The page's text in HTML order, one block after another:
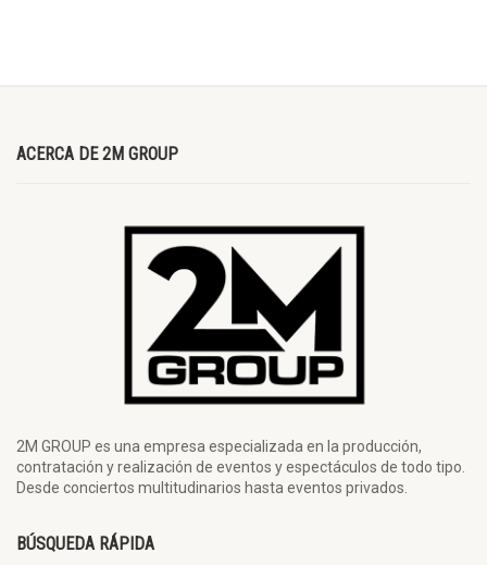
ACERCA DE 2M GROUP
2M GROUP es una empresa especializada en la producción,
contratación y realización de eventos y espectáculos de todo tipo.
Desde conciertos multitudinarios hasta eventos privados.
BÚSQUEDA RÁPIDA